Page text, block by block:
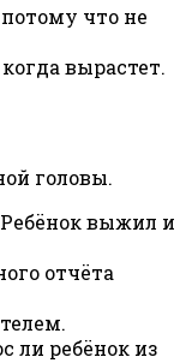
что не
вырастет.
головы.
Ребёнок выжил и
отчёта
ли ребёнок из